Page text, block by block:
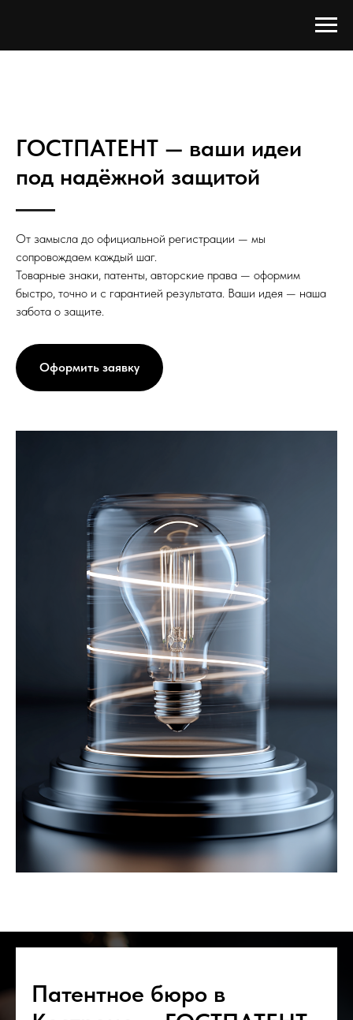
ГОСТПАТЕНТ — ваши идеи
под надёжной защитой
От замысла до официальной регистрации — мы
сопровождаем каждый шаг.
Товарные знаки, патенты, авторские права — оформим
быстро, точно и с гарантией результата. Ваши идея — наша
забота о защите.
Оформить заявку
Патентное бюро в